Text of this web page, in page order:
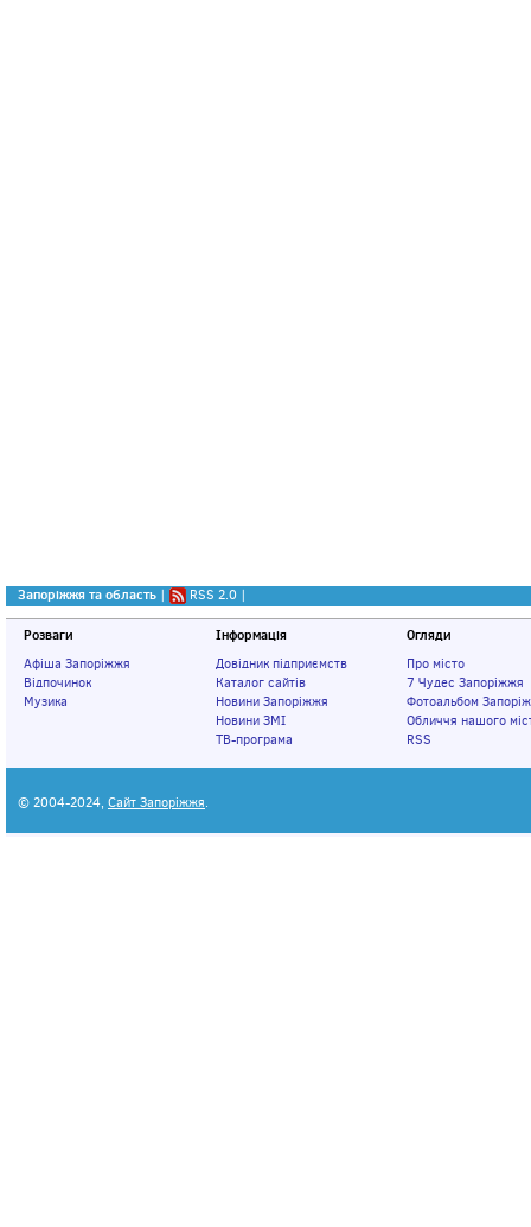
Запоріжжя та область | RSS 2.0 |
Розваги
Афіша Запоріжжя
Відпочинок
Музика
Інформація
Довідник підприємств
Каталог сайтів
Новини Запоріжжя
Новини ЗМІ
ТВ-програма
Огляди
Про місто
7 Чудес Запоріжжя
Фотоальбом
Обличчя нашого
RSS
© 2004-2024, Сайт Запоріжжя.